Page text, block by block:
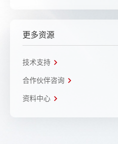
更多资源
技术支持
合作伙伴咨询
资料中心